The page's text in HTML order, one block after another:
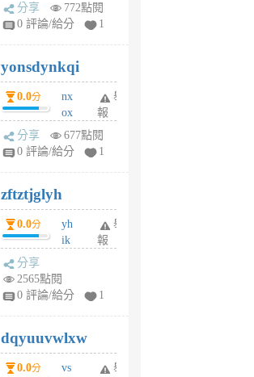
sv
6
個
月
前
分享
772點閱
0 評論/給分
1
yonsdynkqi
0.0分
nx
ox
rh
pe
月
前
舉
報
分享
677點閱
0 評論/給分
1
zftztjglyh
0.0分
yh
ik
tu
6
個
月
舉
報
分享
2565點閱
0 評論/給分
1
dqyuuvwlxw
0.0分
vs
舉